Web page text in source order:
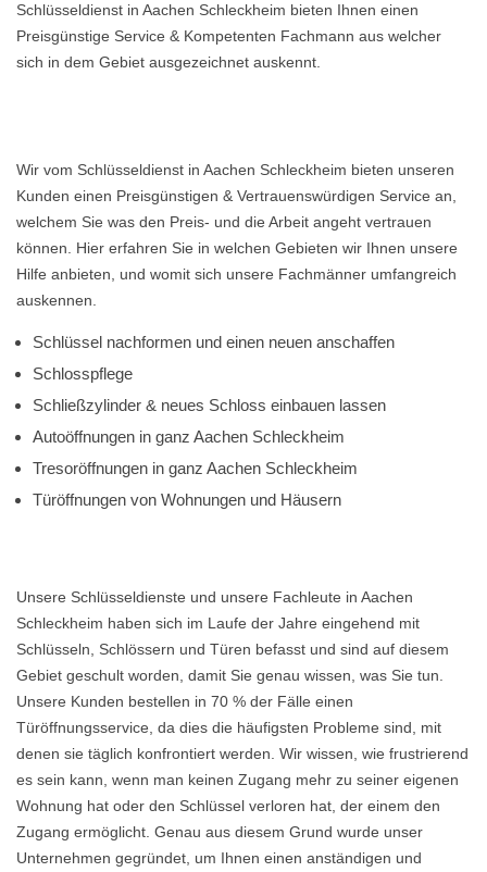
Schlüsseldienst in Aachen Schleckheim bieten Ihnen einen
Preisgünstige Service & Kompetenten Fachmann aus welcher
sich in dem Gebiet ausgezeichnet auskennt.
Wir vom Schlüsseldienst in Aachen Schleckheim bieten unseren
Kunden einen Preisgünstigen & Vertrauenswürdigen Service an,
welchem Sie was den Preis- und die Arbeit angeht vertrauen
können. Hier erfahren Sie in welchen Gebieten wir Ihnen unsere
Hilfe anbieten, und womit sich unsere Fachmänner umfangreich
auskennen.
Schlüssel nachformen und einen neuen anschaffen
Schlosspflege
Schließzylinder & neues Schloss einbauen lassen
Autoöffnungen in ganz Aachen Schleckheim
Tresoröffnungen in ganz Aachen Schleckheim
Türöffnungen von Wohnungen und Häusern
Unsere Schlüsseldienste und unsere Fachleute in Aachen
Schleckheim haben sich im Laufe der Jahre eingehend mit
Schlüsseln, Schlössern und Türen befasst und sind auf diesem
Gebiet geschult worden, damit Sie genau wissen, was Sie tun.
Unsere Kunden bestellen in 70 % der Fälle einen
Türöffnungsservice, da dies die häufigsten Probleme sind, mit
denen sie täglich konfrontiert werden. Wir wissen, wie frustrierend
es sein kann, wenn man keinen Zugang mehr zu seiner eigenen
Wohnung hat oder den Schlüssel verloren hat, der einem den
Zugang ermöglicht. Genau aus diesem Grund wurde unser
Unternehmen gegründet, um Ihnen einen anständigen und